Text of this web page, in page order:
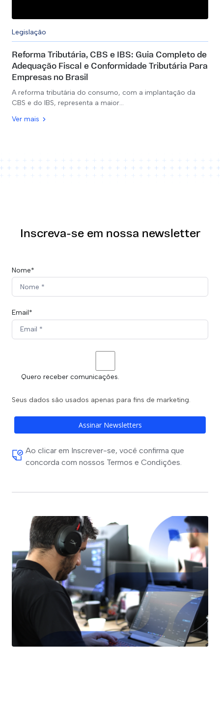
Legislação
Reforma Tributária, CBS e IBS: Guia Completo de
Adequação Fiscal e Conformidade Tributária Para
Empresas no Brasil
A reforma tributária do consumo, com a implantação da
CBS e do IBS, representa a maior…
Ver mais
Inscreva-se em nossa newsletter
Nome*
Email*
Quero receber comunicações.
Seus dados são usados apenas para fins de marketing.
Assinar Newsletters
Ao clicar em Inscrever-se, você confirma que
concorda com nossos Termos e Condições.